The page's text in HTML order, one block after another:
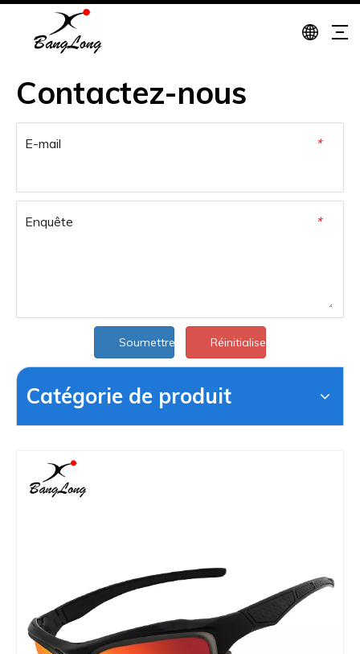
Contactez-nous
*
E-mail
*
Enquête
Soumettre Réinitialiser
Catégorie de produit